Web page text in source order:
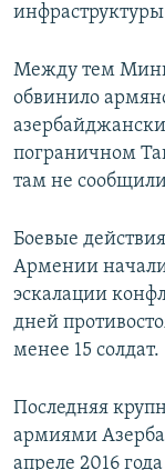
Между тем
обвинило
пограничном
там не
Боевые
Армении
эскалации
дней
менее 15 солдат.
Последняя
армиями
апреле 2016